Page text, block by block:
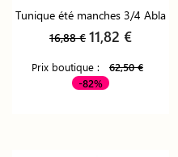
Tunique été manches 3/4 Abla
16,88 € 11,82 €
Prix boutique :
62,50 €
-82%